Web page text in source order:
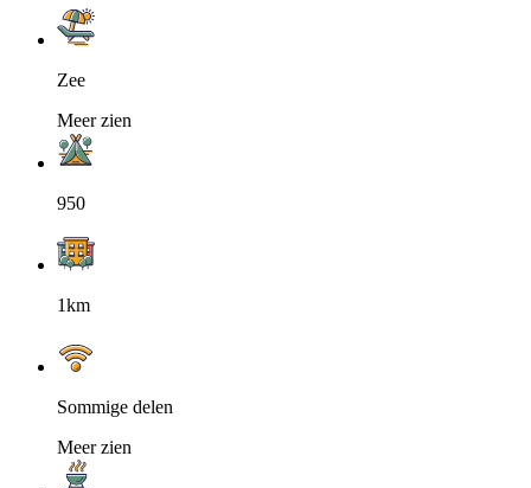
Zee
Meer zien
950
1km
Sommige delen
Meer zien